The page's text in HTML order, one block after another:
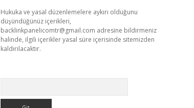
Hukuka ve yasal düzenlemelere aykırı olduğunu
düşündüğünüz içerikleri,
backlinkpanelicomtr@gmail.com adresine bildirmeniz
halinde, ilgili içerikler yasal süre içerisinde sitemizden
kaldırılacaktır.